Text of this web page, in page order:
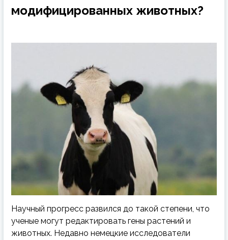
модифицированных животных?
Научный прогресс развился до такой степени, что
ученые могут редактировать гены растений и
животных. Недавно немецкие исследователи